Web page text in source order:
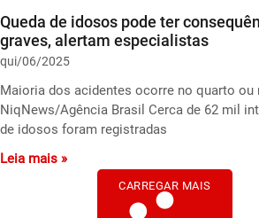
Queda de idosos pode ter
graves, alertam especialistas
qui/06/2025
Maioria dos acidentes ocorre no quarto ou
NiqNews/Agência Brasil Cerca de 62 mil
de idosos foram registradas
Leia mais »
CARREGAR MAIS